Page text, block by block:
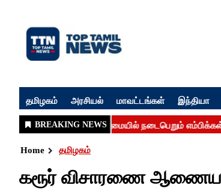
தமிழகம் அரசியல் மாவட்டங்கள் இந்தியா
Home தமிழகம்
கரூர் விசாரணை